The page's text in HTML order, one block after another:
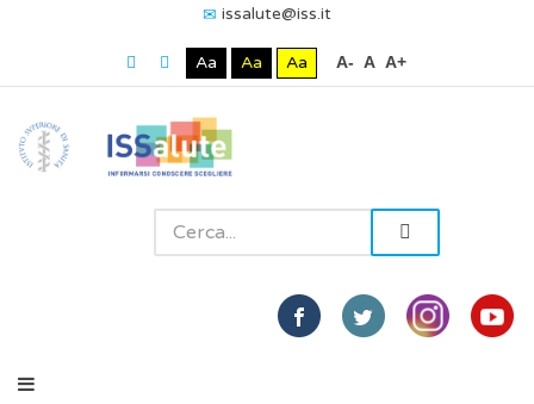
issalute@iss.it
Aa Aa Aa A- A A+